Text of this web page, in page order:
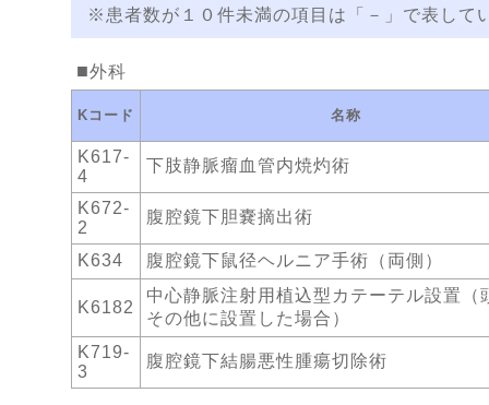
※患者数が１０件未満の項目は「－」で表して
外科
Kコード 名称
K617-
4
下肢静脈瘤血管内焼灼術
K672-
2
腹腔鏡下胆嚢摘出術
K634 腹腔鏡下鼠径ヘルニア手術（両側）
K6182
中心静脈注射用植込型カテーテル設置（
その他に設置した場合）
K719-
3
腹腔鏡下結腸悪性腫瘍切除術